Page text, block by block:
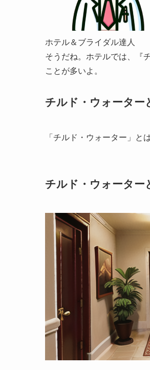
ホテル＆ブライダル達人
そうだね。ホテルでは、『
ことが多いよ。
チルド・ウォーター
「チルド・ウォーター」と
チルド・ウォーター